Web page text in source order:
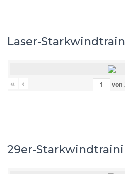
Laser-
« ‹ von
29er-